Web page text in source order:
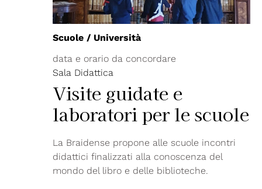
Scuole / Università
data e orario da concordare
Sala Didattica
Visite guidate e
laboratori per le scuole
La Braidense propone alle scuole incontri
didattici finalizzati alla conoscenza del
mondo del libro e delle biblioteche.